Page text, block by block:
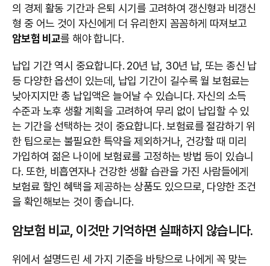
의 경제 활동 기간과 은퇴 시기를 고려하여 갱신형과 비갱신
형 중 어느 것이 자신에게 더 유리한지 꼼꼼하게 따져보고
암보험 비교를 해야 합니다.
납입 기간 역시 중요합니다. 20년 납, 30년 납, 또는 종신 납
등 다양한 옵션이 있는데, 납입 기간이 길수록 월 보험료는
낮아지지만 총 납입액은 늘어날 수 있습니다. 자신의 소득
수준과 노후 생활 계획을 고려하여 무리 없이 납입할 수 있
는 기간을 선택하는 것이 중요합니다. 보험료를 절감하기 위
한 팁으로는 불필요한 특약을 제외하거나, 건강할 때 미리
가입하여 젊은 나이에 보험료를 고정하는 방법 등이 있습니
다. 또한, 비흡연자나 건강한 생활 습관을 가진 사람들에게
보험료 할인 혜택을 제공하는 상품도 있으므로, 다양한 조건
을 확인해보는 것이 좋습니다.
암보험 비교, 이것만 기억하면 실패하지 않습니다.
위에서 설명드린 세 가지 기준을 바탕으로 나에게 꼭 맞는